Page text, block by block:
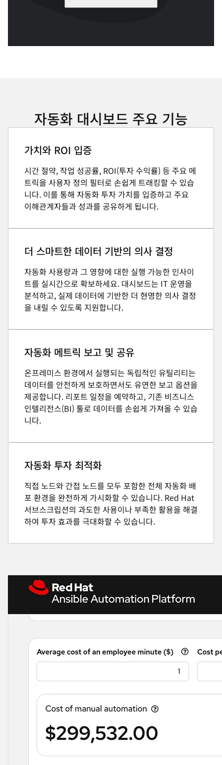
자동화 대시보드 주요 기능
가치와 ROI 입증
시간 절약, 작업 성공률, ROI(투자 수익률) 등 주요 메
트릭을 사용자 정의 필터로 손쉽게 트래킹할 수 있습
니다. 이를 통해 자동화 투자 가치를 입증하고 주요
이해관계자들과 성과를 공유하게 됩니다.
더 스마트한 데이터 기반의 의사 결정
자동화 사용량과 그 영향에 대한 실행 가능한 인사이
트를 실시간으로 확보하세요. 대시보드는 IT 운영을
분석하고, 실제 데이터에 기반한 더 현명한 의사 결정
을 내릴 수 있도록 지원합니다.
자동화 메트릭 보고 및 공유
온프레미스 환경에서 실행되는 독립적인 유틸리티는
데이터를 안전하게 보호하면서도 유연한 보고 옵션을
제공합니다. 리포트 일정을 예약하고, 기존 비즈니스
인텔리전스(BI) 툴로 데이터를 손쉽게 가져올 수 있습
니다.
자동화 투자 최적화
직접 노드와 간접 노드를 모두 포함한 전체 자동화 배
포 환경을 완전하게 가시화할 수 있습니다. Red Hat
서브스크립션의 과도한 사용이나 부족한 활용을 해결
하여 투자 효과를 극대화할 수 있습니다.